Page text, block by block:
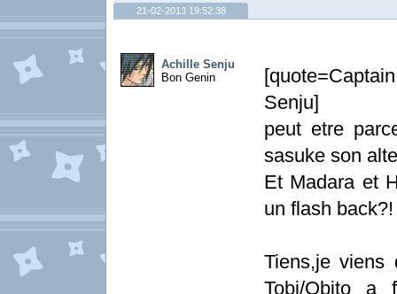
21-02-2013 19:52:38
Achille Senju
Bon Genin
Senju]
peut etre
sasuke son
Et Madara et
un flash back?!
Tiens,je viens
Tobi/Obito a